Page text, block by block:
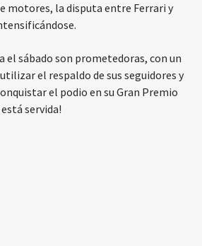
motores, la disputa entre Ferrari y
el sábado son prometedoras, con un
el respaldo de sus seguidores y
el podio en su Gran Premio
está servida!